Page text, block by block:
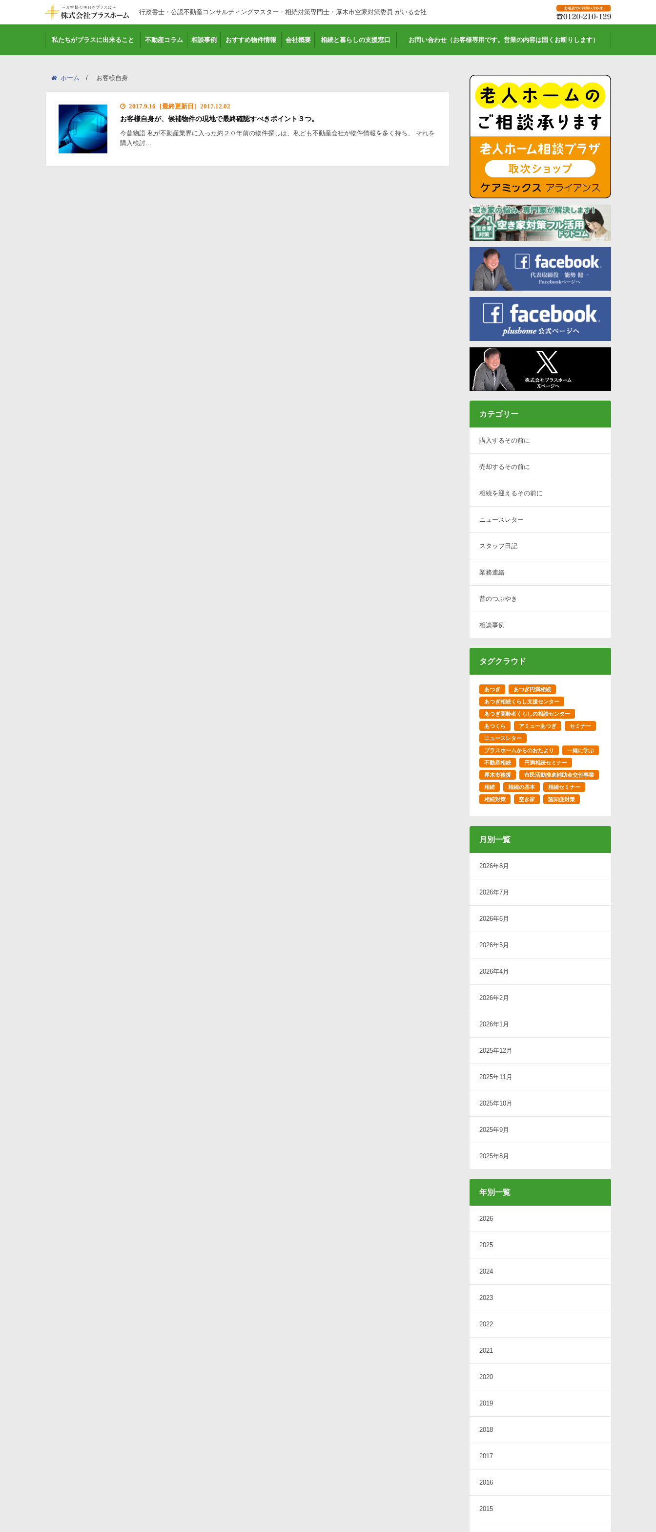
行政書士・公認不動産コンサルティングマスター・相続対策専門士・厚木市空家対策委員 がいる会社
私たちがプラスに出来ること 不動産コラム 相談事例 おすすめ物件情報 会社概要 相続と暮らしの支援窓口 お問い合わせ（お客様専用です。営業の内容は固くお断りします）
ホーム お客様自身
2017.9.16［最終更新日］2017.12.02
お客様自身が、候補物件の現地で最終確認すべきポイント３つ。
今昔物語 私が不動産業界に入った約２０年前の物件探しは、私ども不動産会社が物件情報を多く持ち、 それを
購入検討…
カテゴリー
購入するその前に
売却するその前に
相続を迎えるその前に
ニュースレター
スタッフ日記
業務連絡
昔のつぶやき
相談事例
タグクラウド
あつぎ あつぎ円満相続
あつぎ相続くらし支援センター
あつぎ高齢者くらしの相談センター
あつくら アミューあつぎ セミナー
ニュースレター
プラスホームからのおたより 一緒に学ぶ
不動産相続 円満相続セミナー
厚木市後援 市民活動推進補助金交付事業
相続 相続の基本 相続セミナー
相続対策 空き家 認知症対策
月別一覧
2026年8月
2026年7月
2026年6月
2026年5月
2026年4月
2026年2月
2026年1月
2025年12月
2025年11月
2025年10月
2025年9月
2025年8月
年別一覧
2026
2025
2024
2023
2022
2021
2020
2019
2018
2017
2016
2015